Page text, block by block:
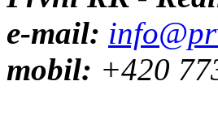
e-mail:
mobil: +420